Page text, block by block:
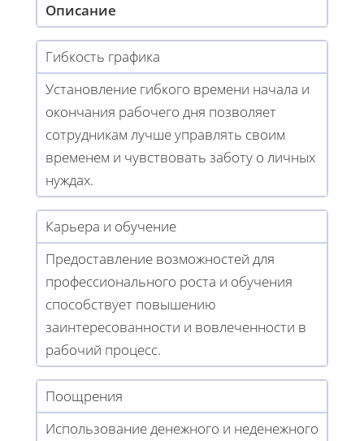
Описание
Гибкость графика
Установление гибкого времени начала и
окончания рабочего дня позволяет
сотрудникам лучше управлять своим
временем и чувствовать заботу о личных
нуждах.
Карьера и обучение
Предоставление возможностей для
профессионального роста и обучения
способствует повышению
заинтересованности и вовлеченности в
рабочий процесс.
Поощрения
Использование денежного и неденежного